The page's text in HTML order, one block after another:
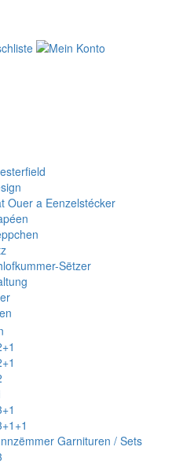
Ouer a Eenzelstécker
Sëtzer
Garnituren / Sets